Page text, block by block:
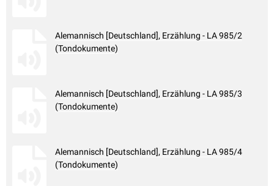
Alemannisch [Deutschland], Erzählung - LA 985/2
(Tondokumente)
Alemannisch [Deutschland], Erzählung - LA 985/3
(Tondokumente)
Alemannisch [Deutschland], Erzählung - LA 985/4
(Tondokumente)